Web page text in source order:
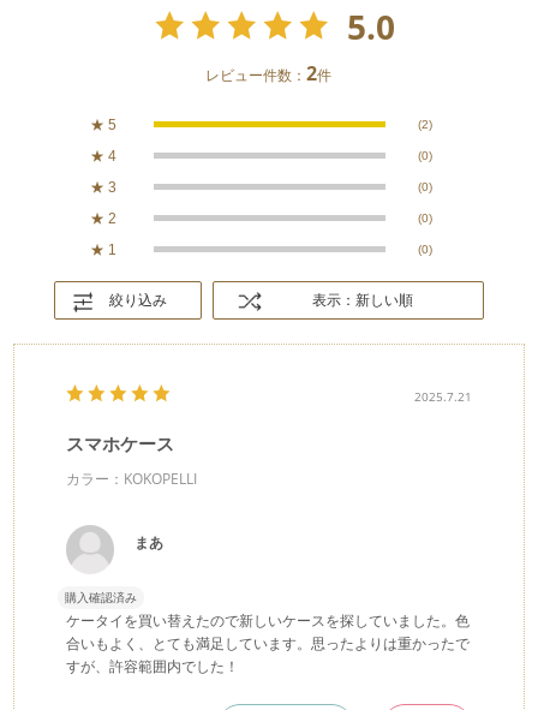
5.0
レビュー件数：2件
★ 5 (2)
★ 4 (0)
★ 3 (0)
★ 2 (0)
★ 1 (0)
絞り込み 表示：新しい順
2025.7.21
スマホケース
カラー：KOKOPELLI
まあ
購入確認済み
ケータイを買い替えたので新しいケースを探していました。色
合いもよく、とても満足しています。思ったよりは重かったで
すが、許容範囲内でした！